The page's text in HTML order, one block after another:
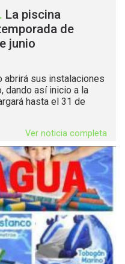
. La piscina
de
junio
abrirá sus instalaciones
dando así inicio a la
hasta el 31 de
Ver noticia completa